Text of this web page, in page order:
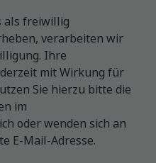
als freiwillig
verarbeiten wir
Ihre
mit Wirkung für
Sie hierzu bitte die
im
oder wenden sich an
E-Mail-Adresse.